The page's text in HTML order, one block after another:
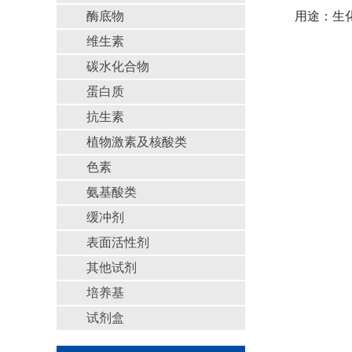
酶底物
维生素
碳水化合物
蛋白质
抗生素
植物激素及核酸类
色素
氨基酸类
缓冲剂
表面活性剂
其他试剂
培养基
试剂盒
用途：生